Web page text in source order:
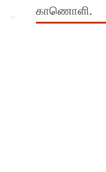
காணொளி.